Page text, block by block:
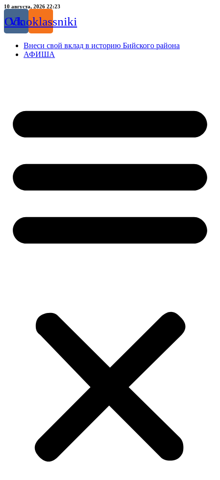
Перейти
к
содержимому
10 августа, 2026 22:23
Vk
Odnoklassniki
Внеси свой вклад в историю Бийского района
АФИША